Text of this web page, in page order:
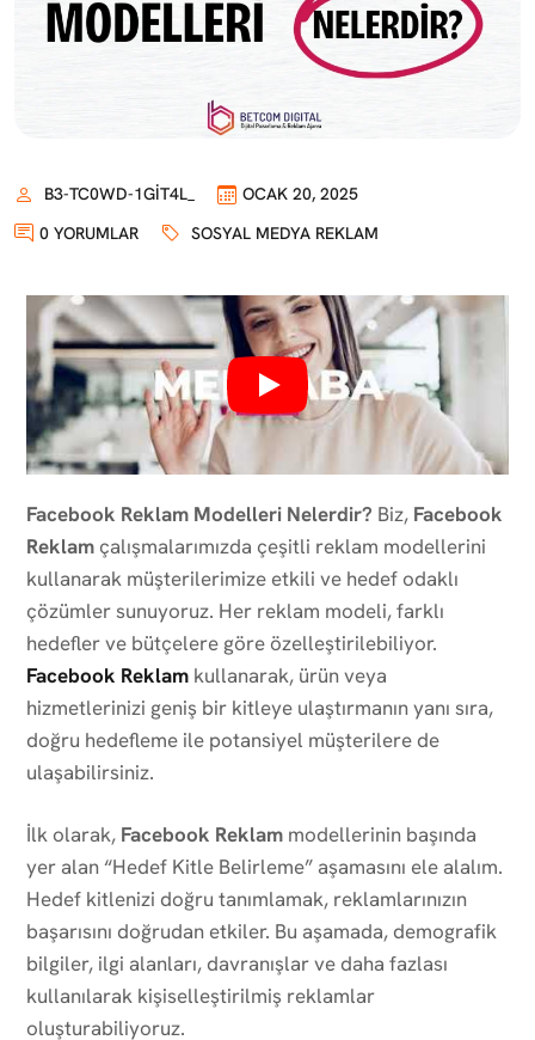
B3-TC0WD-1GIT4L_
OCAK 20, 2025
0 YORUMLAR
SOSYAL MEDYA REKLAM
Facebook Reklam Modelleri Nelerdir? Biz, Facebook
Reklam çalışmalarımızda çeşitli reklam modellerini
kullanarak müşterilerimize etkili ve hedef odaklı
çözümler sunuyoruz. Her reklam modeli, farklı
hedefler ve bütçelere göre özelleştirilebiliyor.
Facebook Reklam kullanarak, ürün veya
hizmetlerinizi geniş bir kitleye ulaştırmanın yanı sıra,
doğru hedefleme ile potansiyel müşterilere de
ulaşabilirsiniz.
İlk olarak, Facebook Reklam modellerinin başında
yer alan “Hedef Kitle Belirleme” aşamasını ele alalım.
Hedef kitlenizi doğru tanımlamak, reklamlarınızın
başarısını doğrudan etkiler. Bu aşamada, demografik
bilgiler, ilgi alanları, davranışlar ve daha fazlası
kullanılarak kişiselleştirilmiş reklamlar
oluşturabiliyoruz.